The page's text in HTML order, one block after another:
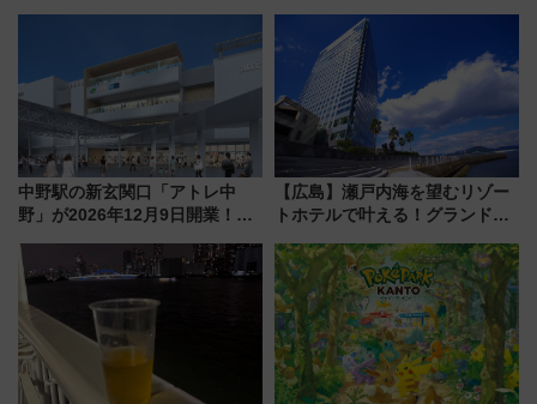
詰め放題を開催、ロイズタウン
駅からのアクセスも
用は今冬から
中野駅の新玄関口「アトレ中
野」が2026年12月9日開業！新
注目スポット
【広島】瀬戸内海を望むリゾー
トホテルで叶える！グランドプ
ディング＆カジュアルパーティ
ープラン